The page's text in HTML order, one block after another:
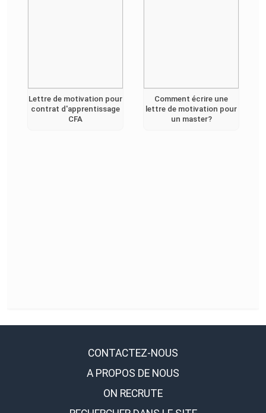
Lettre de motivation pour
contrat d'apprentissage
CFA
Comment écrire une
lettre de motivation pour
un master?
CONTACTEZ-NOUS
A PROPOS DE NOUS
ON RECRUTE